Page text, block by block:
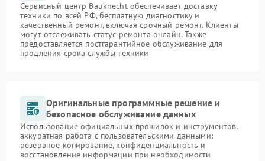
Сервисный центр Bauknecht обеспечивает доставку
техники по всей РФ, бесплатную диагностику и
качественный ремонт, включая срочный ремонт. Клиенты
могут отслеживать статус ремонта онлайн. Также
предоставляется постгарантийное обслуживание для
продления срока службы техники
Оригинальные программные решение и
безопасное обслуживание данных
Использование официальных прошивок и инструментов,
аккуратная работа с пользовательскими данными:
резервное копирование, конфиденциальность и
восстановление информации при необходимости